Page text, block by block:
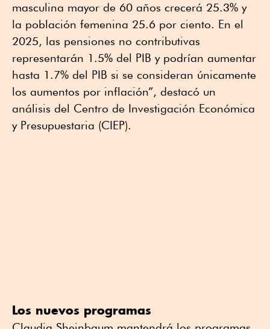
masculina mayor de 60 años crecerá 25.3% y
la población femenina 25.6 por ciento. En el
2025, las pensiones no contributivas
representarán 1.5% del PIB y podrían aumentar
hasta 1.7% del PIB si se consideran únicamente
los aumentos por inflación”, destacó un
análisis del Centro de Investigación Económica
y Presupuestaria (CIEP).
Los nuevos programas